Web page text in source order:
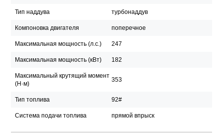
Тип наддува турбонаддув
Компоновка двигателя поперечное
Максимальная мощность (л.с.) 247
Максимальная мощность (кВт) 182
Максимальный крутящий момент
(Н·м)
353
Тип топлива 92#
Система подачи топлива прямой впрыск